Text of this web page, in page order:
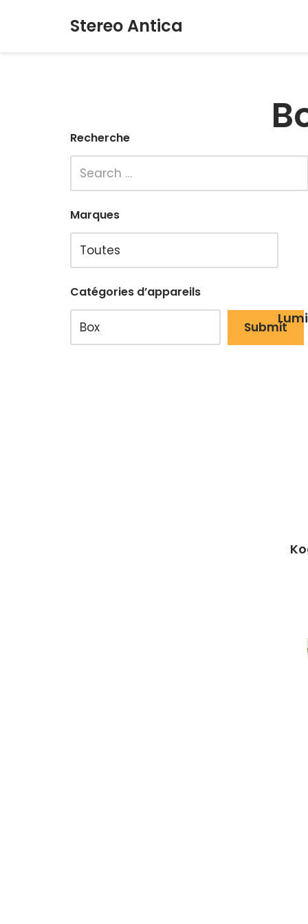
Stereo Antica
Recherche
Marques
Catégories d’appareils